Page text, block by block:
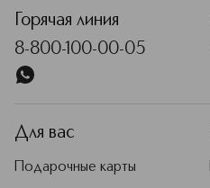
Горячая линия
8-800-100-00-05
Для вас
Подарочные карты